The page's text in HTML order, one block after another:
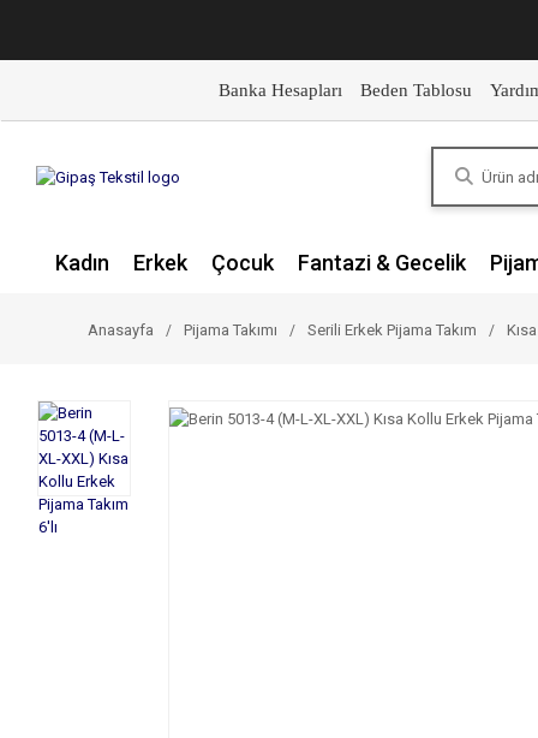
Banka Hesapları Beden Tablosu
Kadın Erkek Çocuk Fantazi & Gecelik
Anasayfa Pijama Takımı Serili Erkek Pijama Takım